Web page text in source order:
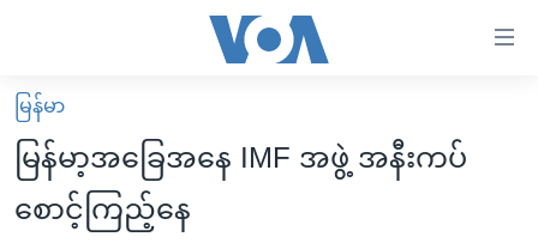
လွယ်ကူ
စေ
မူလစာမျက်နှာ
မြန်မာ
ကမ္ဘာ့သတင်းများ
မြန်မာ
မြန်မာ့အခြေအနေ IMF အဖွဲ့ အနီးကပ်
စောင့်ကြည့်နေ